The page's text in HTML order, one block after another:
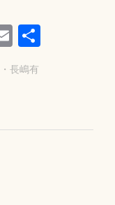
E
m
ail
共
・ 長嶋有